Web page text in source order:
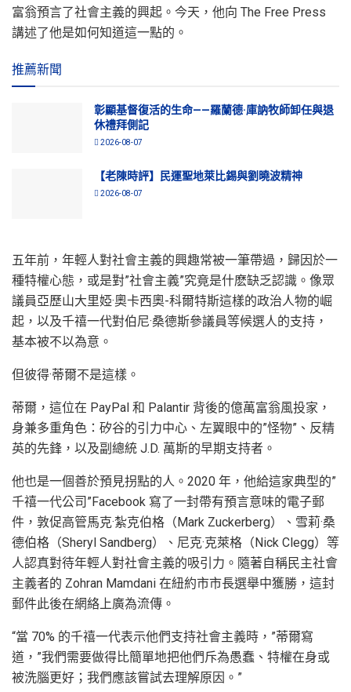
富翁預言了社會主義的興起。今天，他向 The Free Press
講述了他是如何知道這一點的。
推薦新聞
彰顯基督復活的生命——羅蘭德·庫訥牧師卸任與退
休禮拜側記
2026-08-07
【老陳時評】民運聖地萊比錫與劉曉波精神
2026-08-07
五年前，年輕人對社會主義的興趣常被一筆帶過，歸因於一
種特權心態，或是對”社會主義”究竟是什麽缺乏認識。像眾
議員亞歷山大里婭·奧卡西奧-科爾特斯這樣的政治人物的崛
起，以及千禧一代對伯尼·桑德斯參議員等候選人的支持，
基本被不以為意。
但彼得·蒂爾不是這樣。
蒂爾，這位在 PayPal 和 Palantir 背後的億萬富翁風投家，
身兼多重角色：矽谷的引力中心、左翼眼中的”怪物”、反精
英的先鋒，以及副總統 J.D. 萬斯的早期支持者。
他也是一個善於預見拐點的人。2020 年，他給這家典型的”
千禧一代公司”Facebook 寫了一封帶有預言意味的電子郵
件，敦促高管馬克·紮克伯格（Mark Zuckerberg）、雪莉·桑
德伯格（Sheryl Sandberg）、尼克·克萊格（Nick Clegg）等
人認真對待年輕人對社會主義的吸引力。隨著自稱民主社會
主義者的 Zohran Mamdani 在紐約市市長選舉中獲勝，這封
郵件此後在網絡上廣為流傳。
“當 70% 的千禧一代表示他們支持社會主義時，”蒂爾寫
道，”我們需要做得比簡單地把他們斥為愚蠢、特權在身或
被洗腦更好；我們應該嘗試去理解原因。”